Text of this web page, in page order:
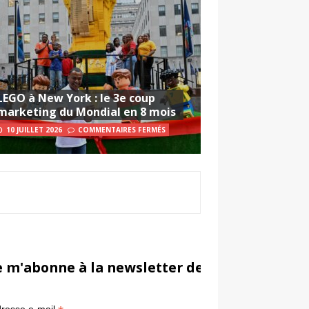
à New York : le 3e coup
du Mondial en 8 mois
10 JUILLET 2026 COMMENTAIRES FERMÉS
m'abonne à la newsletter de